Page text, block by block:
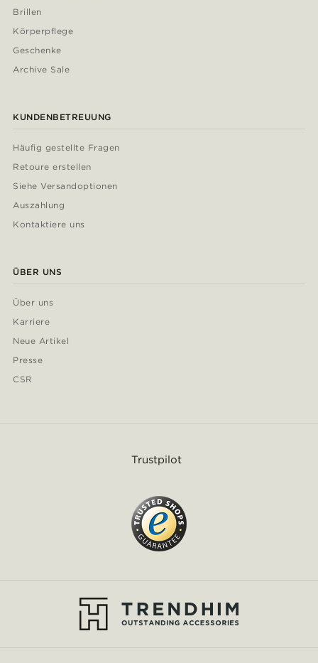
Brillen
Körperpflege
Geschenke
Archive Sale
KUNDENBETREUUNG
Häufig gestellte Fragen
Retoure erstellen
Siehe Versandoptionen
Auszahlung
Kontaktiere uns
ÜBER UNS
Über uns
Karriere
Neue Artikel
Presse
CSR
Trustpilot